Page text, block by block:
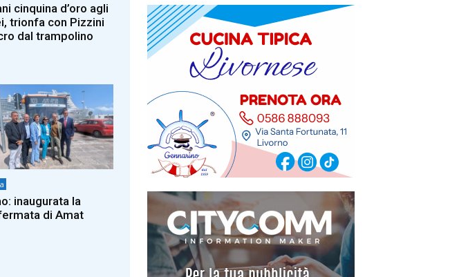
cinquina d’oro agli
trionfa con Pizzini
dal trampolino
inaugurata la
di Amat